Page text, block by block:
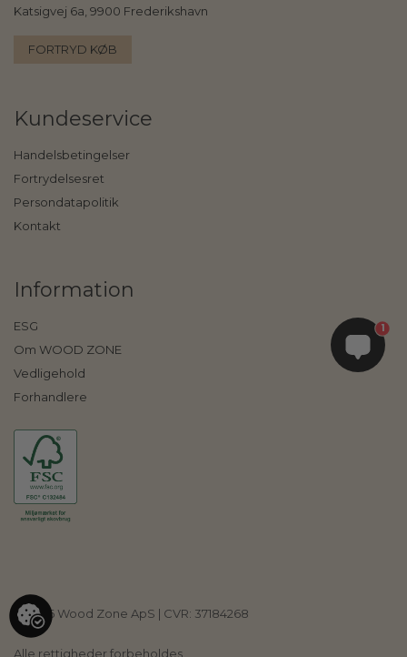
Katsigvej 6a, 9900 Frederikshavn
FORTRYD KØB
Kundeservice
Handelsbetingelser
Fortrydelsesret
Persondatapolitik
Kontakt
Information
ESG
Om WOOD ZONE
Vedligehold
Forhandlere
©2026 Wood Zone ApS | CVR: 37184268
Alle rettigheder forbeholdes
1